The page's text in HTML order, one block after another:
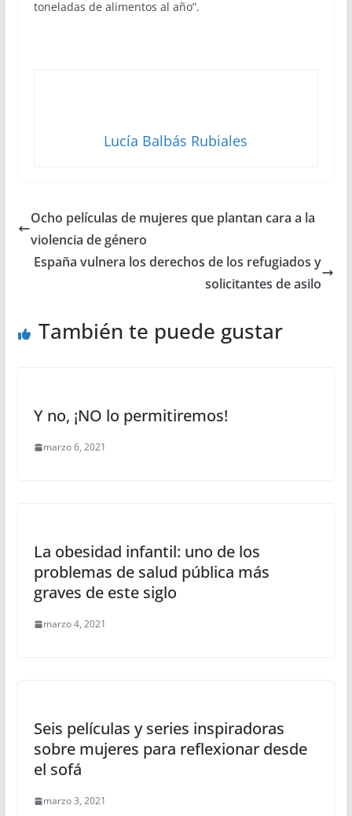
toneladas de alimentos al año”.
Lucía Balbás Rubiales
Ocho películas de mujeres que plantan cara a la
violencia de género
España vulnera los derechos de los refugiados y
solicitantes de asilo
También te puede gustar
Y no, ¡NO lo permitiremos!
marzo 6, 2021
La obesidad infantil: uno de los
problemas de salud pública más
graves de este siglo
marzo 4, 2021
Seis películas y series inspiradoras
sobre mujeres para reflexionar desde
el sofá
marzo 3, 2021